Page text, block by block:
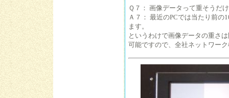
Ｑ７： 画像データって重そう
Ａ７： 最近のPCでは当たり前
ます。
というわけで画像データの重さ
可能ですので、全社ネットワー